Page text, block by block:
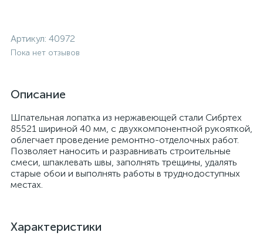
Артикул: 40972
Пока нет отзывов
Описание
Шпательная лопатка из нержавеющей стали Сибртех
85521 шириной 40 мм, с двухкомпонентной рукояткой,
облегчает проведение ремонтно-отделочных работ.
Позволяет наносить и разравнивать строительные
смеси, шпаклевать швы, заполнять трещины, удалять
старые обои и выполнять работы в труднодоступных
местах.
Характеристики